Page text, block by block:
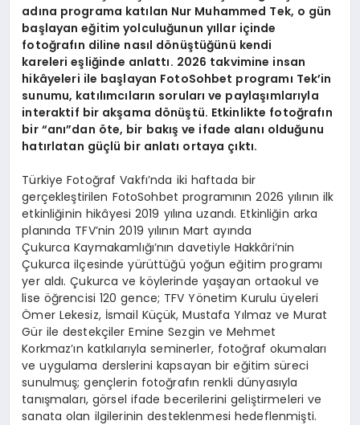
adına programa katılan Nur Muhammed Tek, o gün
başlayan eğitim yolculuğunun yıllar içinde
fotoğrafın diline nasıl dönüştüğünü kendi
kareleri eşliğinde anlattı. 2026 takvimine insan
hikâyeleri ile başlayan FotoSohbet programı Tek’in
sunumu, katılımcıların soruları ve paylaşımlarıyla
interaktif bir akşama dönüştü. Etkinlikte fotoğrafın
bir “anı”dan öte, bir bakış ve ifade alanı olduğunu
hatırlatan güçlü bir anlatı ortaya çıktı.
Türkiye Fotoğraf Vakfı’nda iki haftada bir
gerçekleştirilen FotoSohbet programının 2026 yılının ilk
etkinliğinin hikâyesi 2019 yılına uzandı. Etkinliğin arka
planında TFV’nin 2019 yılının Mart ayında
Çukurca Kaymakamlığı’nın davetiyle Hakkâri’nin
Çukurca ilçesinde yürüttüğü yoğun eğitim programı
yer aldı. Çukurca ve köylerinde yaşayan ortaokul ve
lise öğrencisi 120 gence; TFV Yönetim Kurulu üyeleri
Ömer Lekesiz, İsmail Küçük, Mustafa Yılmaz ve Murat
Gür ile destekçiler Emine Sezgin ve Mehmet
Korkmaz’ın katkılarıyla seminerler, fotoğraf okumaları
ve uygulama derslerini kapsayan bir eğitim süreci
sunulmuş; gençlerin fotoğrafın renkli dünyasıyla
tanışmaları, görsel ifade becerilerini geliştirmeleri ve
sanata olan ilgilerinin desteklenmesi hedeflenmişti.